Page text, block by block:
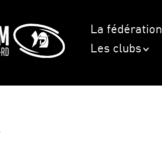
La fédération
Les clubs